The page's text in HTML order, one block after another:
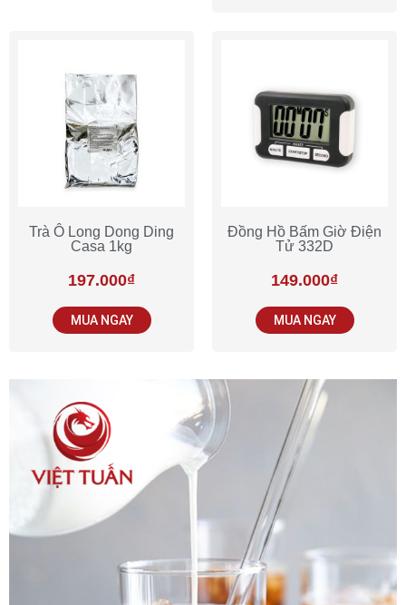
Trà Ô Long Dong Ding
Casa 1kg
197.000₫
MUA NGAY
Đồng Hồ Bấm Giờ Điện
Tử 332D
149.000₫
MUA NGAY